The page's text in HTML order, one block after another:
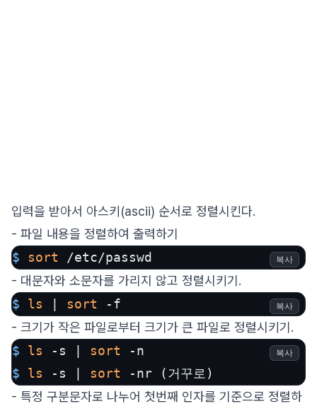
입력을 받아서 아스키(ascii) 순서로 정렬시킨다.
- 파일 내용을 정렬하여 출력하기
$ sort /etc/passwd 복사
- 대문자와 소문자를 가리지 않고 정렬시키기.
$ ls sort -f 복사
- 크기가 작은 파일로부터 크기가 큰 파일로 정렬시키기.
$ ls -s | sort -n
$ ls -s | sort -nr (거꾸로)
복사
- 특정 구분문자로 나누어 첫번째 인자를 기준으로 정렬하